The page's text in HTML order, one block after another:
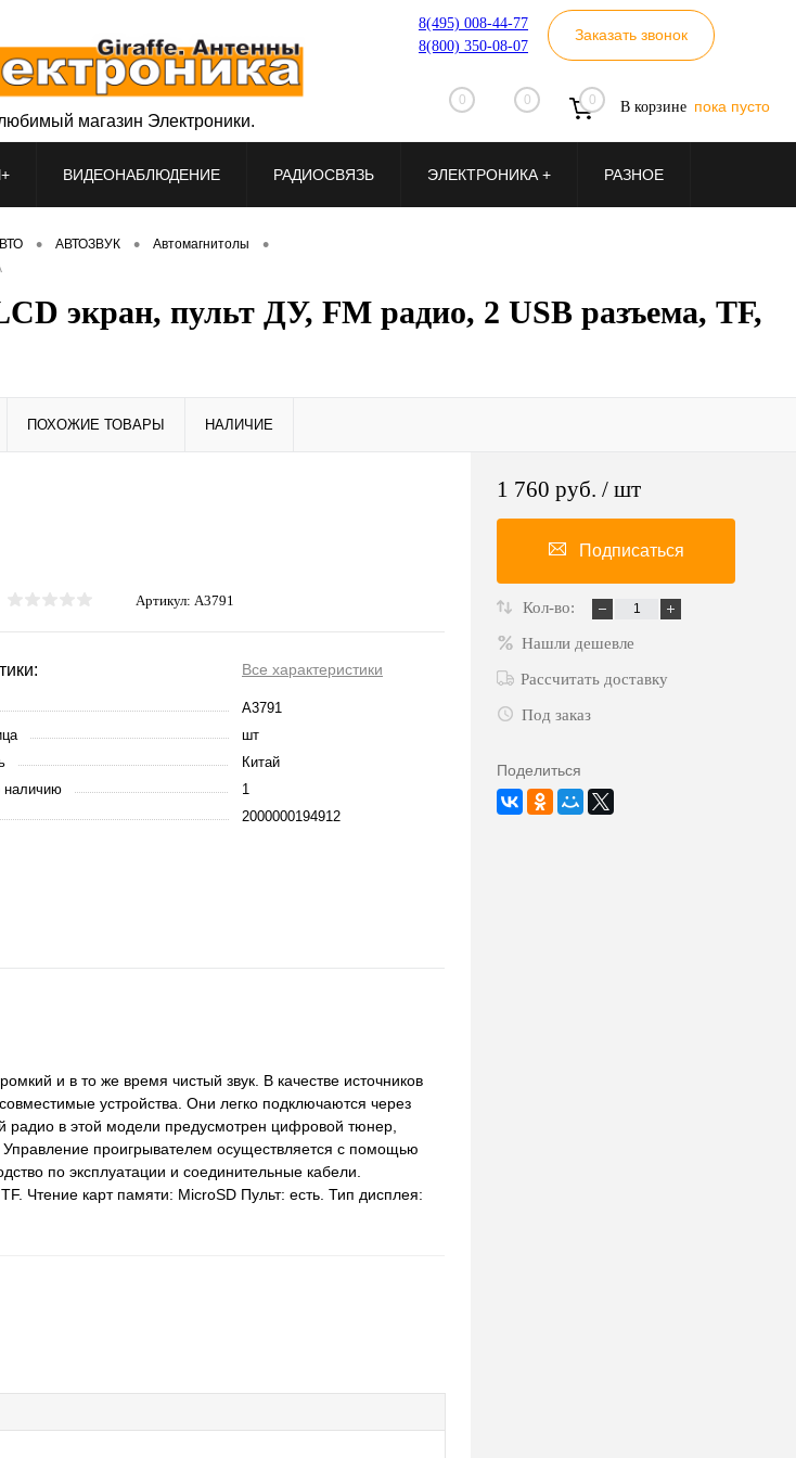
8(495) 008-44-77
8(800) 350-08-07
Заказать звонок
0 0 0 В корзине пока пусто
магазин Электроники.
ВИДЕОНАБЛЮДЕНИЕ РАДИОСВЯЗЬ ЭЛЕКТРОНИКА + РАЗНОЕ
• АВТОЗВУК • Автомагнитолы •
экран, пульт ДУ, FM радио, 2 USB разъема, TF,
ПОХОЖИЕ ТОВАРЫ НАЛИЧИЕ
Артикул: A3791
Все характеристики
A3791
шт
Китай
наличию
1
2000000194912
и в то же время чистый звук. В качестве источников
устройства. Они легко подключаются через
в этой модели предусмотрен цифровой тюнер,
проигрывателем осуществляется с помощью
по эксплуатации и соединительные кабели.
Чтение карт памяти: MicroSD Пульт: есть. Тип дисплея:
1 760 руб. / шт
Подписаться
Кол-во:
Нашли дешевле
Рассчитать доставку
Под заказ
Поделиться